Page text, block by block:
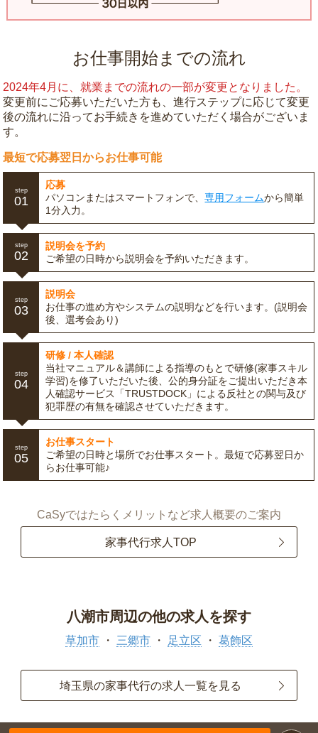
お仕事開始までの流れ
2024年4月に、就業までの流れの一部が変更となりました。
変更前にご応募いただいた方も、進行ステップに応じて変更
後の流れに沿ってお手続きを進めていただく場合がございま
す。
最短で応募翌日からお仕事可能
step
01
応募
パソコンまたはスマートフォンで、専用フォームから簡単
1分入力。
step
02
説明会を予約
ご希望の日時から説明会を予約いただきます。
step
03
説明会
お仕事の進め方やシステムの説明などを行います。(説明会
後、選考会あり)
step
04
研修 / 本人確認
当社マニュアル＆講師による指導のもとで研修(家事スキル
学習)を修了いただいた後、公的身分証をご提出いただき本
人確認サービス「TRUSTDOCK」による反社との関与及び
犯罪歴の有無を確認させていただきます。
step
05
お仕事スタート
ご希望の日時と場所でお仕事スタート。最短で応募翌日か
らお仕事可能♪
CaSyではたらくメリットなど求人概要のご案内
家事代行求人TOP
八潮市周辺の他の求人を探す
草加市 三郷市 足立区 葛飾区
埼玉県の家事代行の求人一覧を見る